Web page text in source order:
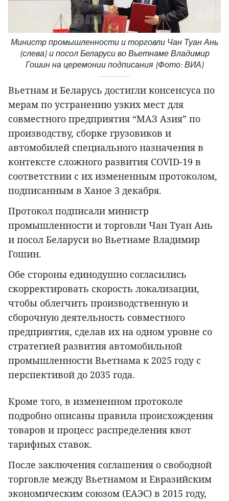
Министр промышленности и торговли Чан Туан Ань
(слева) и посол Беларуси во Вьетнаме Владимир
Гошин на церемонии подписания (Фото: ВИА)
Вьетнам и Беларусь достигли консенсуса по
мерам по устранению узких мест для
совместного предприятия “МАЗ Азия” по
производству, сборке грузовиков и
автомобилей специального назначения в
контексте сложного развития COVID-19 в
соответствии с их измененным протоколом,
подписанным в Ханое 3 декабря.
Протокол подписали министр
промышленности и торговли Чан Туан Ань
и посол Беларуси во Вьетнаме Владимир
Гошин.
Обе стороны единодушно согласились
скорректировать скорость локализации,
чтобы облегчить производственную и
сборочную деятельность совместного
предприятия, сделав их на одном уровне со
стратегией развития автомобильной
промышленности Вьетнама к 2025 году с
перспективой до 2035 года.
Кроме того, в измененном протоколе
подробно описаны правила происхождения
товаров и процесс распределения квот
тарифных ставок.
После заключения соглашения о свободной
торговле между Вьетнамом и Евразийским
экономическим союзом (ЕАЭС) в 2015 году,